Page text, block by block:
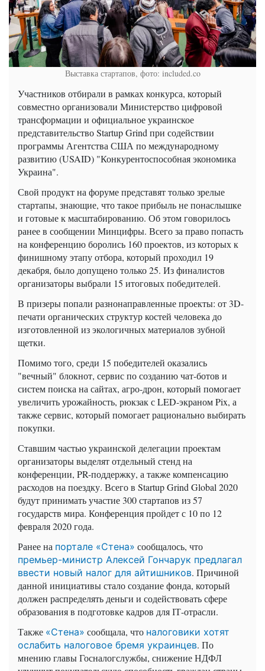
Выставка стартапов, фото: included.co
Участников отбирали в рамках конкурса, который
совместно организовали Министерство цифровой
трансформации и официальное украинское
представительство Startup Grind при содействии
программы Агентства США по международному
развитию (USAID) "Конкурентоспособная экономика
Украина".
Свой продукт на форуме представят только зрелые
стартапы, знающие, что такое прибыль не понаслышке
и готовые к масштабированию. Об этом говорилось
ранее в сообщении Минцифры. Всего за право попасть
на конференцию боролись 160 проектов, из которых к
финишному этапу отбора, который проходил 19
декабря, было допущено только 25. Из финалистов
организаторы выбрали 15 итоговых победителей.
В призеры попали разнонаправленные проекты: от 3D-
печати органических структур костей человека до
изготовленной из экологичных материалов зубной
щетки.
Помимо того, среди 15 победителей оказались
"вечный" блокнот, сервис по созданию чат-ботов и
систем поиска на сайтах, агро-дрон, который помогает
увеличить урожайность, рюкзак с LED-экраном Pix, а
также сервис, который помогает рационально выбирать
покупки.
Ставшим частью украинской делегации проектам
организаторы выделят отдельный стенд на
конференции, PR-поддержку, а также компенсацию
расходов на поездку. Всего в Startup Grind Global 2020
будут принимать участие 300 стартапов из 57
государств мира. Конференция пройдет с 10 по 12
февраля 2020 года.
Ранее на портале «Стена» сообщалось, что
премьер-министр Алексей Гончарук предлагал
ввести новый налог для айтишников. Причиной
данной инициативы стало создание фонда, который
должен распределять деньги и содействовать сфере
образования в подготовке кадров для ІТ-отрасли.
Также «Стена» сообщала, что налоговики хотят
ослабить налоговое бремя украинцев. По
мнению главы Госналогслужбы, снижение НДФЛ